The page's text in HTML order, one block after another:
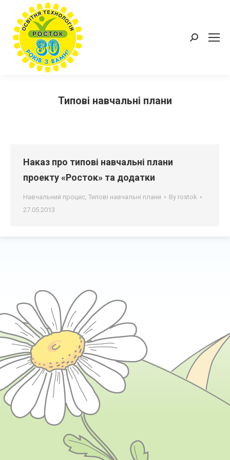
Пошук:
Типові навчальні плани
Наказ про типові навчальні плани
проекту «Росток» та додатки
Навчальний процес, Типові навчальні плани By rostok
27.05.2013